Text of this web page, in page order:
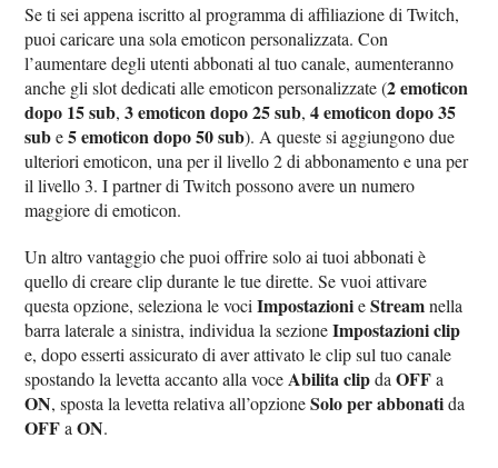
Se ti sei appena iscritto al programma di affiliazione di Twitch,
puoi caricare una sola emoticon personalizzata. Con
l’aumentare degli utenti abbonati al tuo canale, aumenteranno
anche gli slot dedicati alle emoticon personalizzate (2 emoticon
dopo 15 sub,3 emoticon dopo 25 sub,4 emoticon dopo 35
sube5 emoticon dopo 50 sub). A queste si aggiungono due
ulteriori emoticon, una per il livello 2 di abbonamento e una per
il livello 3. I partner di Twitch possono avere un numero
maggiore di emoticon.
Un altro vantaggio che puoi offrire solo ai tuoi abbonati è
quello di creare clip durante le tue dirette. Se vuoi attivare
questa opzione, seleziona le vociImpostazionieStreamnella
barra laterale a sinistra, individua la sezioneImpostazioni clip
e, dopo esserti assicurato di aver attivato le clip sul tuo canale
spostando la levetta accanto alla voce Abilita clipdaOFFa
ON, sposta la levetta relativa all’opzioneSolo per abbonatida
OFFaON.